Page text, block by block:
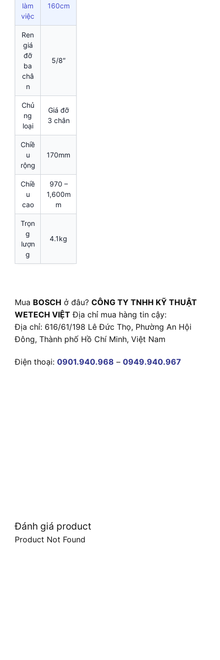
làm
việc
160cm
Ren
giá
đỡ
ba
châ
n
5/8″
Chủ
ng
loại
Giá đỡ
3 chân
Chiề
u
rộng
170mm
Chiề
u
cao
970 –
1,600m
m
Trọn
g
lượn
g
4.1kg
Mua BOSCH ở đâu? CÔNG TY TNHH KỸ THUẬT
WETECH VIỆT Địa chỉ mua hàng tin cậy:
Địa chỉ: 616/61/198 Lê Đức Thọ, Phường An Hội
Đông, Thành phố Hồ Chí Minh, Việt Nam
Điện thoại: 0901.940.968 – 0949.940.967
Đánh giá product
Product Not Found